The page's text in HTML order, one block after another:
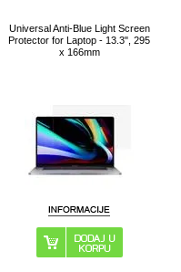
Universal Anti-Blue Light Screen
Protector for Laptop - 13.3", 295
x 166mm